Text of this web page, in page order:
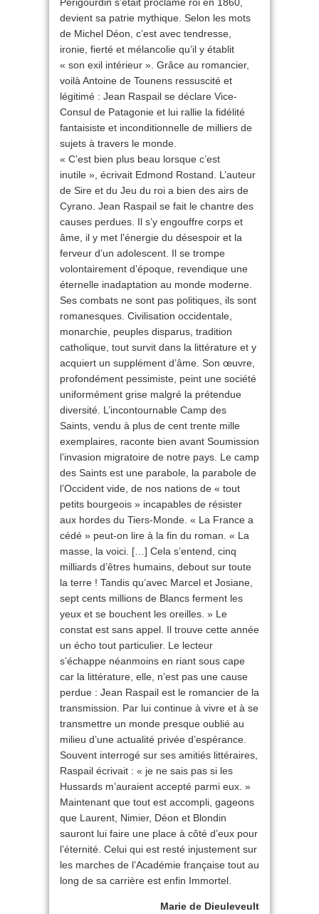
devient sa patrie mythique. Selon les mots
de Michel Déon, c’est avec tendresse,
ironie, fierté et mélancolie qu’il y établit
« son exil intérieur ». Grâce au romancier,
voilà Antoine de Tounens ressuscité et
légitimé : Jean Raspail se déclare Vice-
Consul de Patagonie et lui rallie la fidélité
fantaisiste et inconditionnelle de milliers de
sujets à travers le monde.
« C’est bien plus beau lorsque c’est
inutile », écrivait Edmond Rostand. L’auteur
de Sire et du Jeu du roi a bien des airs de
Cyrano. Jean Raspail se fait le chantre des
causes perdues. Il s’y engouffre corps et
âme, il y met l’énergie du désespoir et la
ferveur d’un adolescent. Il se trompe
volontairement d’époque, revendique une
éternelle inadaptation au monde moderne.
Ses combats ne sont pas politiques, ils sont
romanesques. Civilisation occidentale,
monarchie, peuples disparus, tradition
catholique, tout survit dans la littérature et y
acquiert un supplément d’âme. Son œuvre,
profondément pessimiste, peint une société
uniformément grise malgré la prétendue
diversité. L’incontournable Camp des
Saints, vendu à plus de cent trente mille
exemplaires, raconte bien avant Soumission
l’invasion migratoire de notre pays. Le camp
des Saints est une parabole, la parabole de
l’Occident vide, de nos nations de « tout
petits bourgeois » incapables de résister
aux hordes du Tiers-Monde. « La France a
cédé » peut-on lire à la fin du roman. « La
masse, la voici. […] Cela s’entend, cinq
milliards d’êtres humains, debout sur toute
la terre ! Tandis qu’avec Marcel et Josiane,
sept cents millions de Blancs ferment les
yeux et se bouchent les oreilles. » Le
constat est sans appel. Il trouve cette année
un écho tout particulier. Le lecteur
s’échappe néanmoins en riant sous cape
car la littérature, elle, n’est pas une cause
perdue : Jean Raspail est le romancier de la
transmission. Par lui continue à vivre et à se
transmettre un monde presque oublié au
milieu d’une actualité privée d’espérance.
Souvent interrogé sur ses amitiés littéraires,
Raspail écrivait : « je ne sais pas si les
Hussards m’auraient accepté parmi eux. »
Maintenant que tout est accompli, gageons
que Laurent, Nimier, Déon et Blondin
sauront lui faire une place à côté d’eux pour
l’éternité. Celui qui est resté injustement sur
les marches de l’Académie française tout au
long de sa carrière est enfin Immortel.
Marie de Dieuleveult